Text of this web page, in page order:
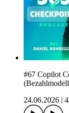
#67 Copilot
24.06.2026